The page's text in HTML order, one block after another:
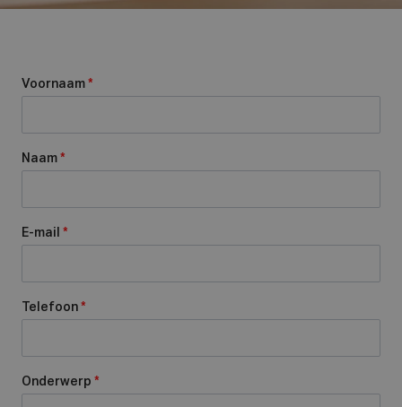
Voornaam *
Naam *
E-mail *
Telefoon *
Onderwerp *